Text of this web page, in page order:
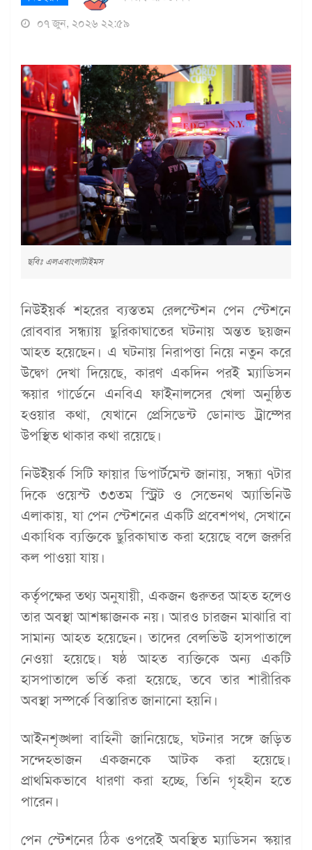
০৭ জুন, ২০২৬ ২২:৫৯
ছবিঃ এলএবাংলাটাইমস
নিউইয়র্ক শহরের ব্যস্ততম রেলস্টেশন পেন স্টেশনে
রোববার সন্ধ্যায় ছুরিকাঘাতের ঘটনায় অন্তত ছয়জন
আহত হয়েছেন। এ ঘটনায় নিরাপত্তা নিয়ে নতুন করে
উদ্বেগ দেখা দিয়েছে, কারণ একদিন পরই ম্যাডিসন
স্কয়ার গার্ডেনে এনবিএ ফাইনালসের খেলা অনুষ্ঠিত
হওয়ার কথা, যেখানে প্রেসিডেন্ট ডোনাল্ড ট্রাম্পের
উপস্থিত থাকার কথা রয়েছে।
নিউইয়র্ক সিটি ফায়ার ডিপার্টমেন্ট জানায়, সন্ধ্যা ৭টার
দিকে ওয়েস্ট ৩৩তম স্ট্রিট ও সেভেনথ অ্যাভিনিউ
এলাকায়, যা পেন স্টেশনের একটি প্রবেশপথ, সেখানে
একাধিক ব্যক্তিকে ছুরিকাঘাত করা হয়েছে বলে জরুরি
কল পাওয়া যায়।
কর্তৃপক্ষের তথ্য অনুযায়ী, একজন গুরুতর আহত হলেও
তার অবস্থা আশঙ্কাজনক নয়। আরও চারজন মাঝারি বা
সামান্য আহত হয়েছেন। তাদের বেলভিউ হাসপাতালে
নেওয়া হয়েছে। ষষ্ঠ আহত ব্যক্তিকে অন্য একটি
হাসপাতালে ভর্তি করা হয়েছে, তবে তার শারীরিক
অবস্থা সম্পর্কে বিস্তারিত জানানো হয়নি।
আইনশৃঙ্খলা বাহিনী জানিয়েছে, ঘটনার সঙ্গে জড়িত
সন্দেহভাজন একজনকে আটক করা হয়েছে।
প্রাথমিকভাবে ধারণা করা হচ্ছে, তিনি গৃহহীন হতে
পারেন।
পেন স্টেশনের ঠিক ওপরেই অবস্থিত ম্যাডিসন স্কয়ার